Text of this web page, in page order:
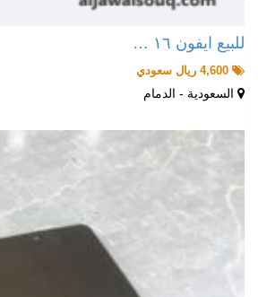
للبيع ايفون ١٦ …
السعودية - الدمام